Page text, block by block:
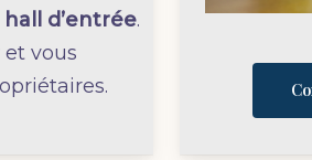
hall d’entrée.
et vous